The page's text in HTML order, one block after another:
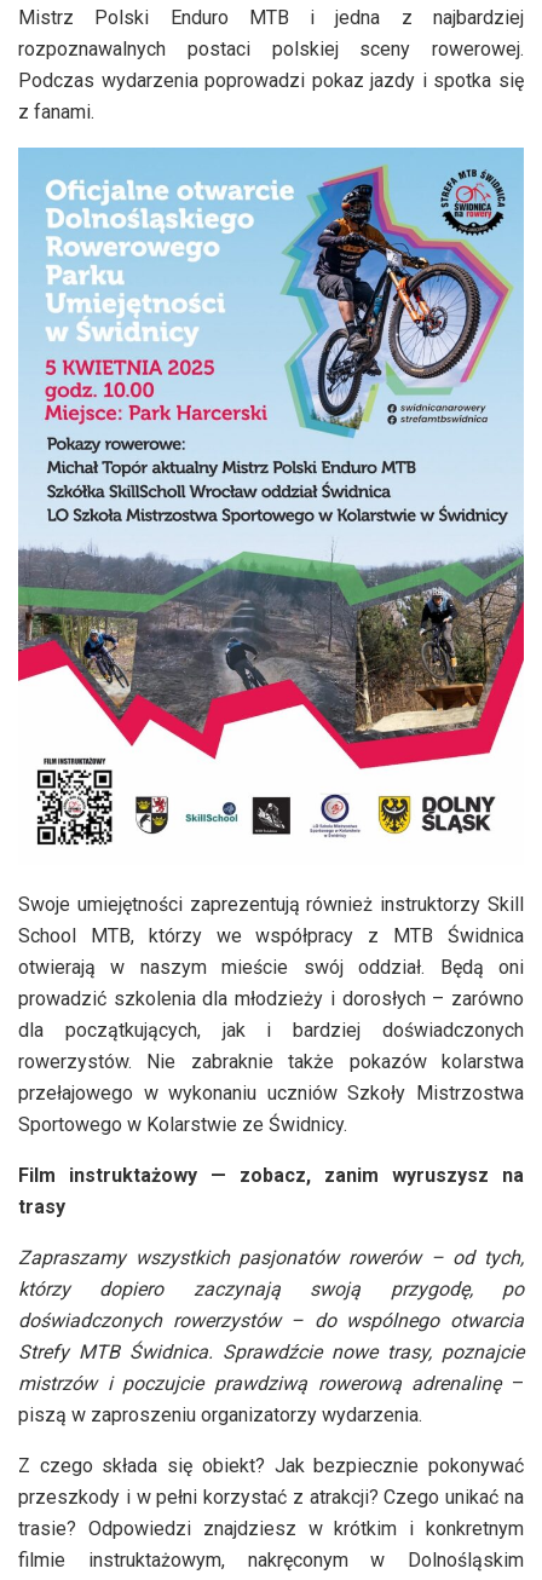
Mistrz Polski Enduro MTB i jedna z najbardziej
rozpoznawalnych postaci polskiej sceny rowerowej.
Podczas wydarzenia poprowadzi pokaz jazdy i spotka się
z fanami.
Swoje umiejętności zaprezentują również instruktorzy Skill
School MTB, którzy we współpracy z MTB Świdnica
otwierają w naszym mieście swój oddział. Będą oni
prowadzić szkolenia dla młodzieży i dorosłych – zarówno
dla początkujących, jak i bardziej doświadczonych
rowerzystów. Nie zabraknie także pokazów kolarstwa
przełajowego w wykonaniu uczniów Szkoły Mistrzostwa
Sportowego w Kolarstwie ze Świdnicy.
Film instruktażowy — zobacz, zanim wyruszysz na
trasy
Zapraszamy wszystkich pasjonatów rowerów – od tych,
którzy dopiero zaczynają swoją przygodę, po
doświadczonych rowerzystów – do wspólnego otwarcia
Strefy MTB Świdnica. Sprawdźcie nowe trasy, poznajcie
mistrzów i poczujcie prawdziwą rowerową adrenalinę–
piszą w zaproszeniu organizatorzy wydarzenia.
Z czego składa się obiekt? Jak bezpiecznie pokonywać
przeszkody i w pełni korzystać z atrakcji? Czego unikać na
trasie? Odpowiedzi znajdziesz w krótkim i konkretnym
filmie instruktażowym, nakręconym w Dolnośląskim